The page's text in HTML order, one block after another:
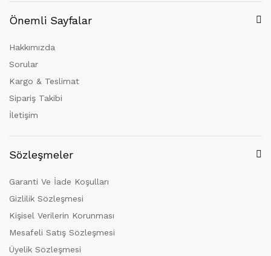
Önemli Sayfalar
Hakkımızda
Sorular
Kargo & Teslimat
Sipariş Takibi
İletişim
Sözleşmeler
Garanti Ve İade Koşulları
Gizlilik Sözleşmesi
Kişisel Verilerin Korunması
Mesafeli Satış Sözleşmesi
Üyelik Sözleşmesi